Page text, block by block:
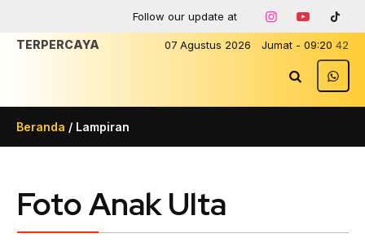
Follow our update at
07 Agustus 2026 Jumat - 09:20 42
TERPERCAYA
Beranda / Lampiran
Foto Anak Ulta